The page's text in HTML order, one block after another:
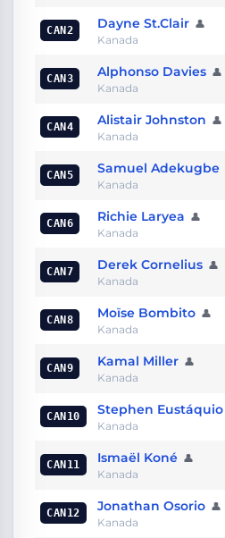
CAN2 Dayne St.Clair 👤
Kanada
CAN3 Alphonso Davies 👤
Kanada
CAN4 Alistair Johnston 👤
Kanada
CAN5 Samuel Adekugbe
Kanada
CAN6 Richie Laryea 👤
Kanada
CAN7 Derek Cornelius 👤
Kanada
CAN8 Moïse Bombito 👤
Kanada
CAN9 Kamal Miller 👤
Kanada
CAN10 Stephen Eustáquio
Kanada
CAN11 Ismaël Koné 👤
Kanada
CAN12 Jonathan Osorio 👤
Kanada